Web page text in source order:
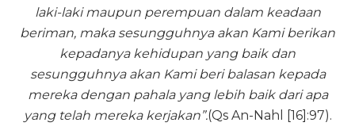
laki-laki maupun perempuan dalam keadaan
beriman, maka sesungguhnya akan Kami berikan
kepadanya kehidupan yang baik dan
sesungguhnya akan Kami beri balasan kepada
mereka dengan pahala yang lebih baik dari apa
yang telah mereka kerjakan”.(Qs An-Nahl [16]:97).